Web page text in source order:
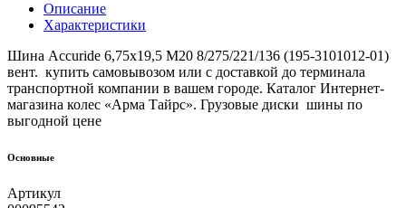
Описание
Характеристики
Шина Accuride 6,75x19,5 M20 8/275/221/136 (195-3101012-01)
вент. купить самовывозом или с доставкой до терминала
транспортной компании в вашем городе. Каталог Интернет-
магазина колес «Арма Тайрс». Грузовые диски шины по
выгодной цене
Основные
Артикул